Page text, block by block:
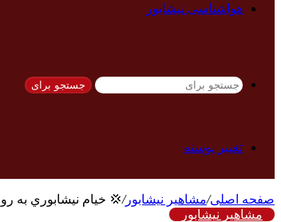
هواشناسی نیشابور
جستجو برای
تغییر پوسته
صفحه اصلی/مشاهیر نیشابور/💢 خيام نيشابوري به
مشاهیر نیشابور